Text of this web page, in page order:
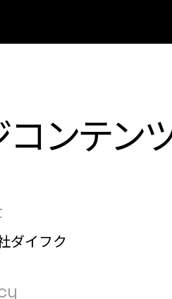
ンテン
ダイフク